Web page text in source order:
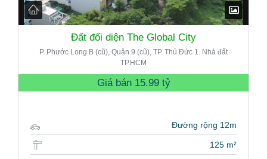
Đất đối diện The Global City
P. Phước Long B (cũ), Quận 9 (cũ), TP. Thủ Đức 1. Nhà đất
TP.HCM
Giá bán 15.99 tỷ
Đường rộng 12m
125 m²